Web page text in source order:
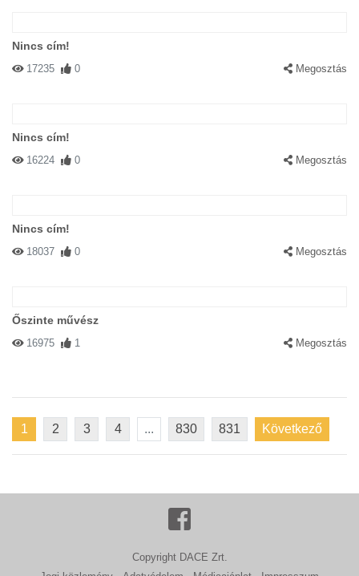
Nincs cím!
17235 0 Megosztás
Nincs cím!
16224 0 Megosztás
Nincs cím!
18037 0 Megosztás
Őszinte művész
16975 1 Megosztás
1 2 3 4 ... 830 831 Következő
Copyright DACE Zrt.